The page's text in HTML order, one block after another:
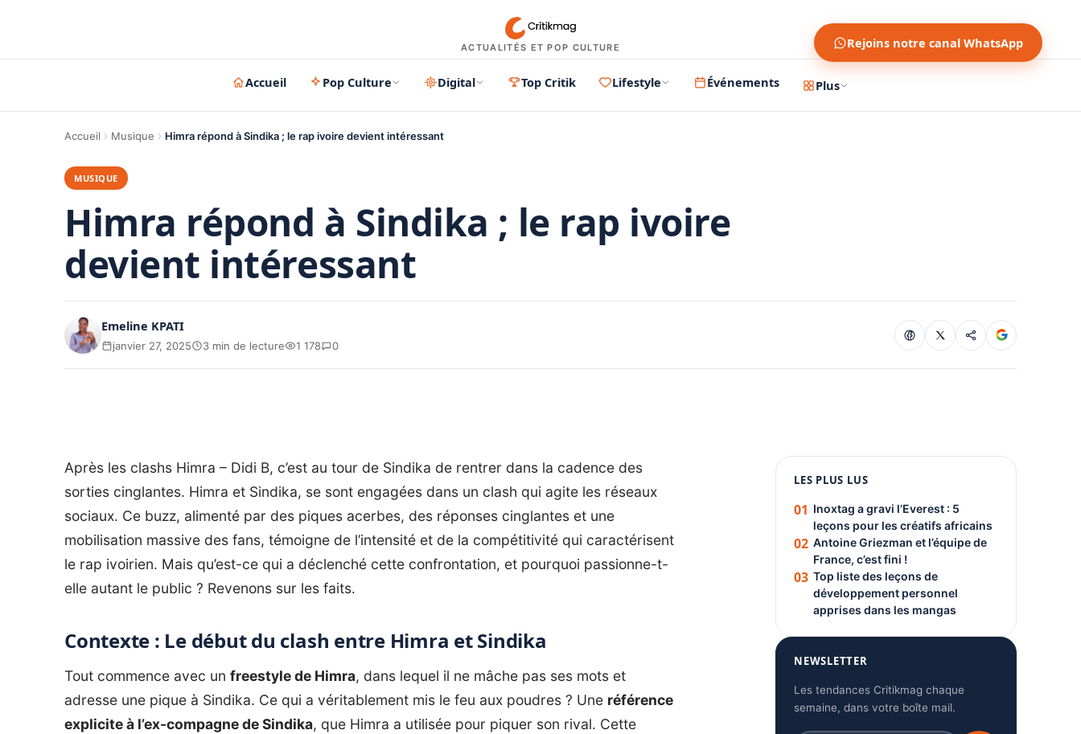
ACTUALITÉS ET POP CULTURE Rejoins notre canal WhatsApp
Accueil Pop Culture Digital Top Critik Lifestyle Événements Plus
Accueil Musique Himra répond à Sindika ; le rap ivoire devient intéressant
MUSIQUE
Himra répond à Sindika ; le rap ivoire
devient intéressant
Emeline KPATI
janvier 27, 2025 3 min de lecture 1 178 0
Après les clashs Himra – Didi B, c’est au tour de Sindika de rentrer dans la cadence des
sorties cinglantes. Himra et Sindika, se sont engagées dans un clash qui agite les réseaux
sociaux. Ce buzz, alimenté par des piques acerbes, des réponses cinglantes et une
mobilisation massive des fans, témoigne de l’intensité et de la compétitivité qui caractérisent
le rap ivoirien. Mais qu’est-ce qui a déclenché cette confrontation, et pourquoi passionne-t-
elle autant le public ? Revenons sur les faits.
Contexte : Le début du clash entre Himra et Sindika
Tout commence avec un freestyle de Himra, dans lequel il ne mâche pas ses mots et
adresse une pique à Sindika. Ce qui a véritablement mis le feu aux poudres ? Une référence
explicite à l’ex-compagne de Sindika, que Himra a utilisée pour piquer son rival. Cette
PUBLICITÉ
LES PLUS LUS
01 Inoxtag a gravi l’Everest : 5
leçons pour les créatifs africains
02 Antoine Griezman et l’équipe de
France, c’est fini !
03 Top liste des leçons de
développement personnel
apprises dans les mangas
NEWSLETTER
Les tendances Critikmag chaque
semaine, dans votre boîte mail.